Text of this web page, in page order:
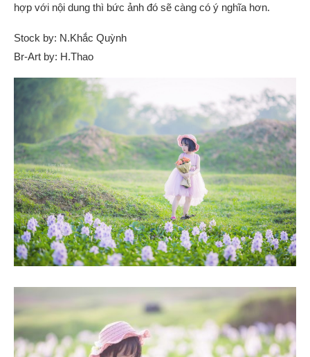
hợp với nội dung thì bức ảnh đó sẽ càng có ý nghĩa hơn.
Stock by: N.Khắc Quỳnh
Br-Art by: H.Thao